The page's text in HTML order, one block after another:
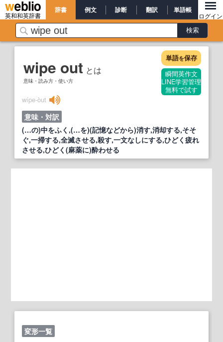
英和和英辞書
辞書 例文 診断 翻訳 単語帳
ログイン
wipe out とは
意味・読み方・使い方
単語を保存
瞬間英作文
LINE学習管理
無料で試す
wípe‐òut
意味・対訳
(…の)中をふく,(…を)(記憶などから)消す,消却する,そそ
ぐ,一掃する,全滅させる,殺す,一文なしにする,ひどく疲れ
させる,ひどく(麻薬に)酔わせる
変形一覧